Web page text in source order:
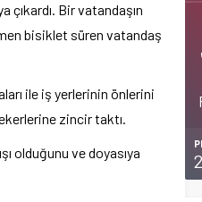
Bir vatandaşın
bisiklet süren vatandaş
ile iş yerlerinin önlerini
zincir taktı.
olduğunu ve doyasıya